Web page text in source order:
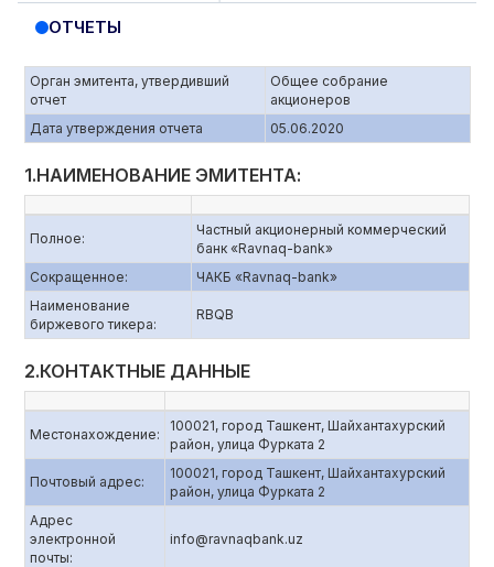
ОТЧЕТЫ
Орган эмитента, утвердивший
отчет
Общее собрание
акционеров
Дата утверждения отчета
05.06.2020
1.НАИМЕНОВАНИЕ ЭМИТЕНТА:
Полное:
Частный акционерный коммерческий
банк «Ravnaq-bank»
Сокращенное:
ЧАКБ «Ravnaq-bank»
Наименование
биржевого тикера:
RBQB
2.КОНТАКТНЫЕ ДАННЫЕ
Местонахождение:
100021, город Ташкент, Шайхантахурский
район, улица Фурката 2
Почтовый адрес:
100021, город Ташкент, Шайхантахурский
район, улица Фурката 2
Адрес
электронной
почты:
info@ravnaqbank.uz